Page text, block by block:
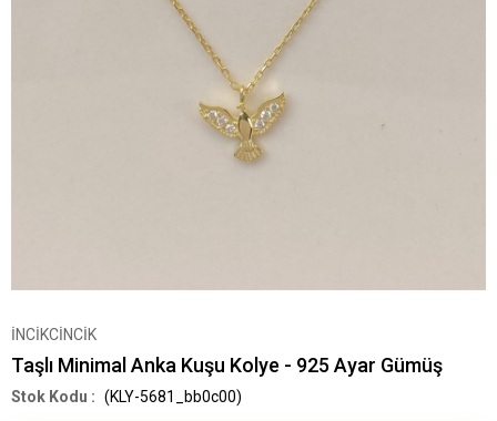
İNCİKCİNCİK
Taşlı Minimal Anka Kuşu Kolye - 925 Ayar Gümüş
(KLY-5681_bb0c00)